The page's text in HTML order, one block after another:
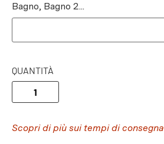
Bagno, Bagno 2...
QUANTITÀ
Scopri di più sui tempi di consegna